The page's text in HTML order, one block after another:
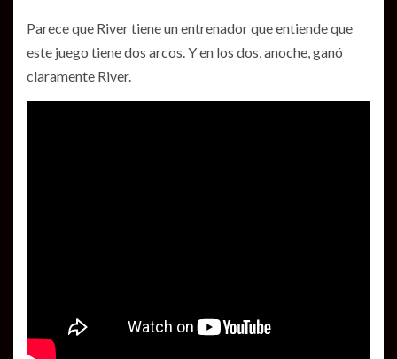
Parece que River tiene un entrenador que entiende que
este juego tiene dos arcos. Y en los dos, anoche, ganó
claramente River.